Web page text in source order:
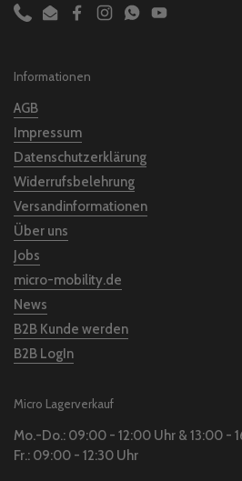
PhoneEmailFacebook
Instagram
WhatsApp
YouTube
Informationen
AGB
Impressum
Datenschutzerklärung
Widerrufsbelehrung
Versandinformationen
Über uns
Jobs
micro-mobility.de
News
B2B Kunde werden
B2B LogIn
Micro Lagerverkauf
Mo.-Do.: 09:00 - 12:00 Uhr & 13:00 -
Fr.: 09:00 - 12:30 Uhr